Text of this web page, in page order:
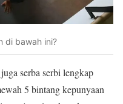
di bawah ini?
serba serbi lengkap
5 bintang kepunyaan